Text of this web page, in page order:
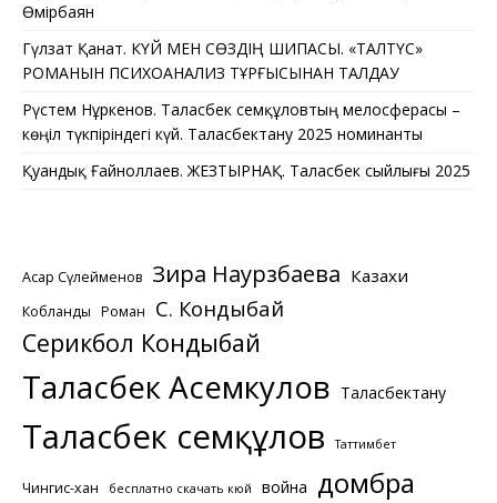
Өмірбаян
Гүлзат Қанат. КҮЙ МЕН СӨЗДІҢ ШИПАСЫ. «ТАЛТҮС»
РОМАНЫН ПСИХОАНАЛИЗ ТҰРҒЫСЫНАН ТАЛДАУ
Рүстем Нұркенов. Таласбек Әсемқұловтың мелосферасы –
көңіл түкпіріндегі күй. Таласбектану 2025 номинанты
Қуандық Ғайноллаев. ЖЕЗТЫРНАҚ. Таласбек сыйлығы 2025
Асқар Сүлейменов Зира Наурзбаева Казахи
Кобланды Роман С. Кондыбай
Серикбол Кондыбай
Таласбек Асемкулов Таласбектану
Таласбек Әсемқұлов Таттимбет
Чингис-хан бесплатно скачать кюй война домбра